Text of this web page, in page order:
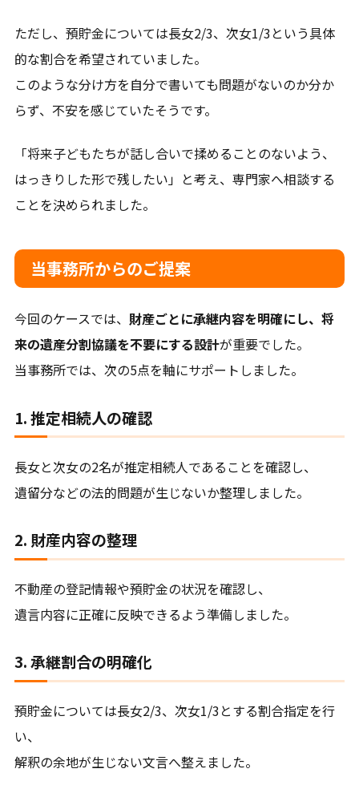
ただし、預貯金については長女2/3、次女1/3という具体
的な割合を希望されていました。
このような分け方を自分で書いても問題がないのか分か
らず、不安を感じていたそうです。
「将来子どもたちが話し合いで揉めることのないよう、
はっきりした形で残したい」と考え、専門家へ相談する
ことを決められました。
当事務所からのご提案
今回のケースでは、 財産ごとに承継内容を明確にし、将
来の遺産分割協議を不要にする設計が重要でした。
当事務所では、次の5点を軸にサポートしました。
1. 推定相続人の確認
長女と次女の2名が推定相続人であることを確認し、
遺留分などの法的問題が生じないか整理しました。
2. 財産内容の整理
不動産の登記情報や預貯金の状況を確認し、
遺言内容に正確に反映できるよう準備しました。
3. 承継割合の明確化
預貯金については長女2/3、次女1/3とする割合指定を行
い、
解釈の余地が生じない文言へ整えました。
対応地域
札幌市、石狩市、江別市、恵庭市、北広島市、千歳市、
当別町、新篠津村、長沼町、南幌町、栗山町、岩見沢
市、月形町、美唄市、三笠市、小樽市、その他北海道全
域